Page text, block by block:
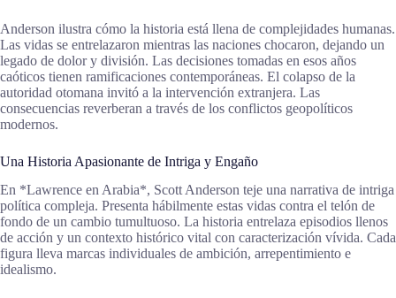
Anderson ilustra cómo la historia está llena de complejidades humanas.
Las vidas se entrelazaron mientras las naciones chocaron, dejando un
legado de dolor y división. Las decisiones tomadas en esos años
caóticos tienen ramificaciones contemporáneas. El colapso de la
autoridad otomana invitó a la intervención extranjera. Las
consecuencias reverberan a través de los conflictos geopolíticos
modernos.
Una Historia Apasionante de Intriga y Engaño
En *Lawrence en Arabia*, Scott Anderson teje una narrativa de intriga
política compleja. Presenta hábilmente estas vidas contra el telón de
fondo de un cambio tumultuoso. La historia entrelaza episodios llenos
de acción y un contexto histórico vital con caracterización vívida. Cada
figura lleva marcas individuales de ambición, arrepentimiento e
idealismo.